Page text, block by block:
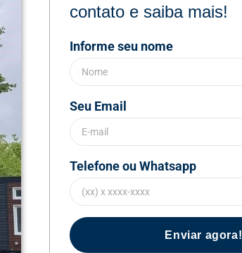
contato e saiba mais!
Informe seu nome
Seu Email
Telefone ou Whatsapp
Enviar agora!